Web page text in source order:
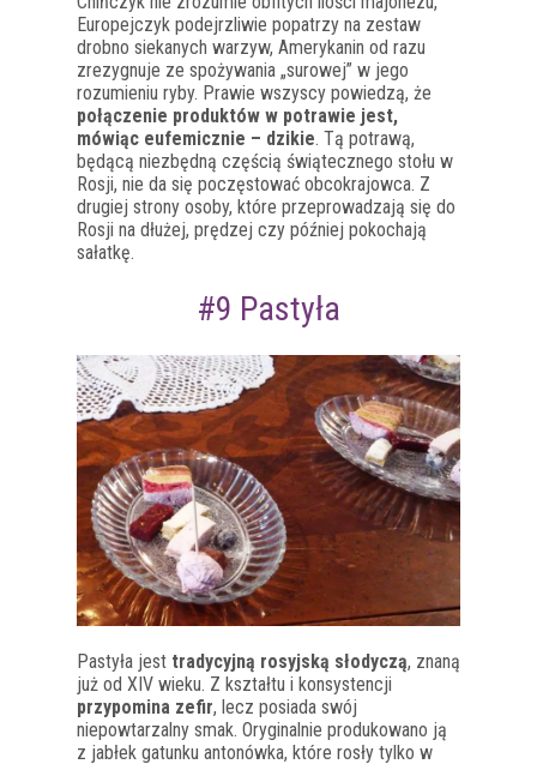
Europejczyk podejrzliwie popatrzy na zestaw
drobno siekanych warzyw, Amerykanin od razu
zrezygnuje ze spożywania „surowej” w jego
rozumieniu ryby. Prawie wszyscy powiedzą, że
połączenie produktów w potrawie jest,
mówiąc eufemicznie – dzikie. Tą potrawą,
będącą niezbędną częścią świątecznego stołu w
Rosji, nie da się poczęstować obcokrajowca. Z
drugiej strony osoby, które przeprowadzają się do
Rosji na dłużej, prędzej czy później pokochają
sałatkę.
#9 Pastyła
Pastyła jest tradycyjną rosyjską słodyczą, znaną
już od XIV wieku. Z kształtu i konsystencji
przypomina zefir, lecz posiada swój
niepowtarzalny smak. Oryginalnie produkowano ją
z jabłek gatunku antonówka, które rosły tylko w